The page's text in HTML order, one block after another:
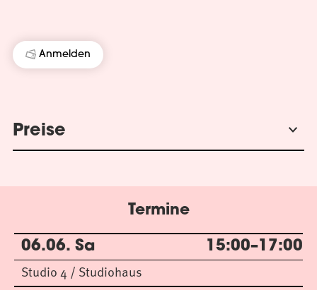
Termine
06.06. Sa 15:00–17:00
Studio 4 / Studiohaus
Anmelden
Preise